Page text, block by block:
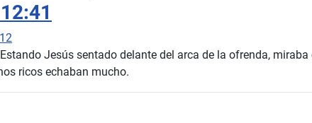
Jesús sentado delante del arca de la ofrenda,
ricos echaban mucho.